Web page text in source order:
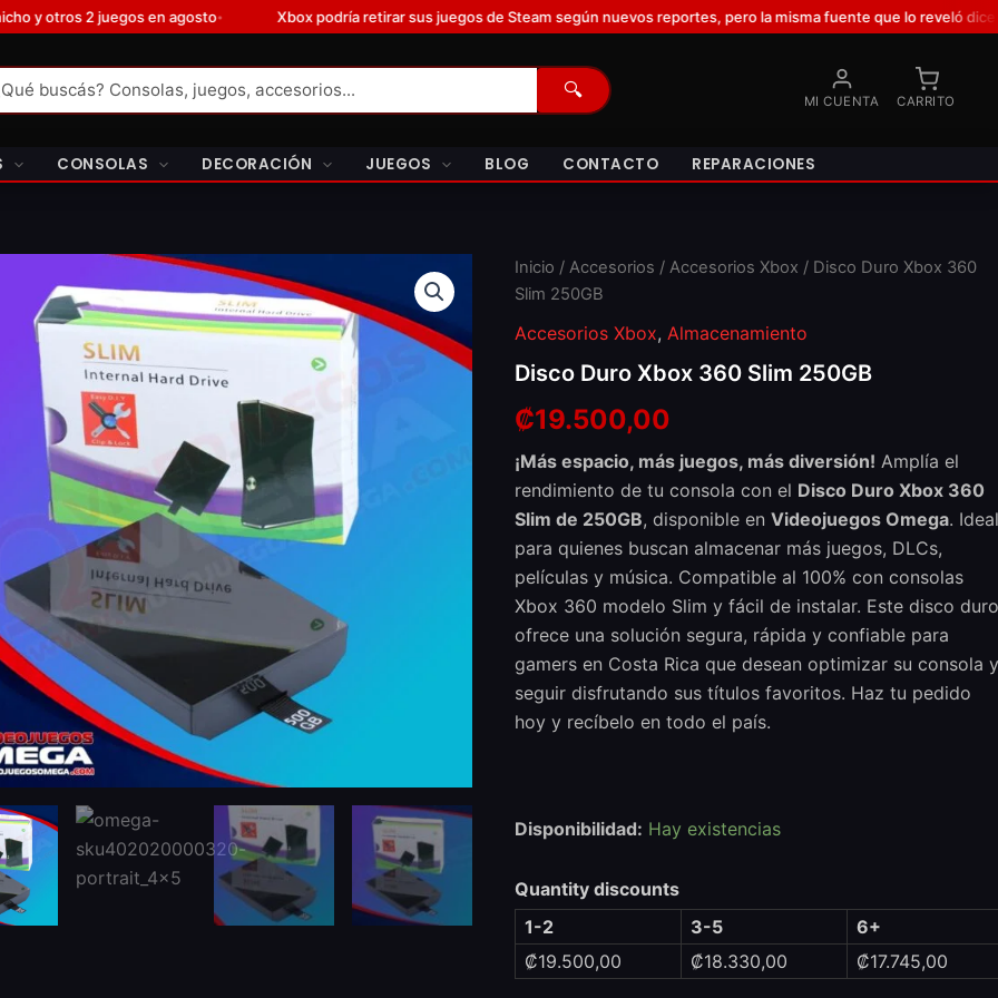
• Xbox podría retirar sus juegos de Steam según nuevos reportes, pero la misma fuente que lo reveló dice que lo duda porque Steam
🔍 MI CUENTA CARRITO
CONSOLAS DECORACIÓN JUEGOS BLOG CONTACTO REPARACIONES
Inicio / Accesorios / Accesorios Xbox / Disco Duro Xbox 360
Slim 250GB
Accesorios Xbox, Almacenamiento
Disco Duro Xbox 360 Slim 250GB
₡19.500,00
¡Más espacio, más juegos, más diversión! Amplía el
rendimiento de tu consola con el Disco Duro Xbox 360
Slim de 250GB, disponible en Videojuegos Omega. Ideal
para quienes buscan almacenar más juegos, DLCs,
películas y música. Compatible al 100% con consolas
Xbox 360 modelo Slim y fácil de instalar. Este disco duro
ofrece una solución segura, rápida y confiable para
gamers en Costa Rica que desean optimizar su consola y
seguir disfrutando sus títulos favoritos. Haz tu pedido
hoy y recíbelo en todo el país.
Disponibilidad: Hay existencias
Quantity discounts
1-2
3-5
6+
₡19.500,00 ₡18.330,00 ₡17.745,00
Disco
Duro
360
250GB